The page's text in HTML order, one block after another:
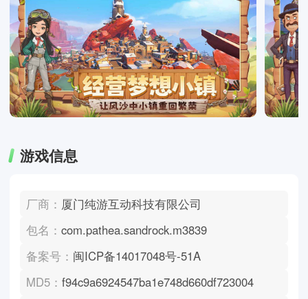
游戏信息
厂商： 厦门纯游互动科技有限公司
包名：com.pathea.sandrock.m3839
备案号： 闽ICP备14017048号-51A
MD5：f94c9a6924547ba1e748d660df723004